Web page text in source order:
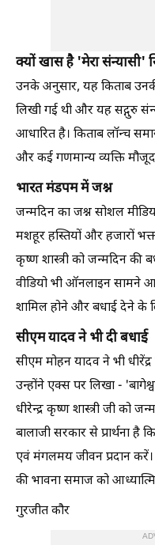
क्यों खास है 'मेरा संन्यासी'
उनके अनुसार, यह किताब
लिखी गई थी और यह सद्गुरु
आधारित है। किताब लॉन्च
और कई गणमान्य व्यक्ति
भारत मंडपम में जश्न
जन्मदिन का जश्न सोशल
मशहूर हस्तियों और हजारों
कृष्ण शास्त्री को जन्मदिन
वीडियो भी ऑनलाइन सामने
शामिल होने और बधाई देने के
सीएम यादव ने भी दी बधाई
सीएम मोहन यादव ने भी
उन्होंने एक्स पर लिखा -
धीरेन्द्र कृष्ण शास्त्री जी को
बालाजी सरकार से प्रार्थना है
एवं मंगलमय जीवन प्रदान
की भावना समाज को
गुरजीत कौर